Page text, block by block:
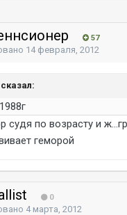
57
14 февраля, 2012
судя по возрасту и
геморой
0
4 марта, 2012